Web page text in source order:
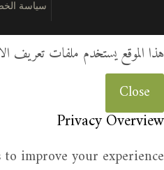
سياسة
هذا الموقع يستخدم ملفات تعريف
Close
Privacy Overview
improve your experience